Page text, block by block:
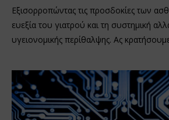
Εξισορροπώντας τις προσδοκίες των
ευεξία του γιατρού και τη συστημική
υγειονομικής περίθαλψης. Ας